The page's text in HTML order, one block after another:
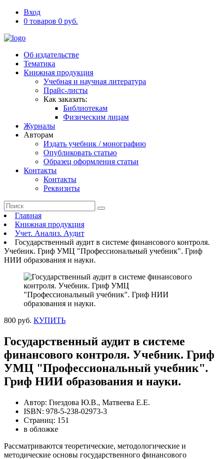
Вход
0 товаров 0 руб.
Об издательстве
Тематика
Книжная продукция
Учебная и научная литература
Прайс-листы
Как заказать:
Библиотекам
Физическим лицам
Журналы
Авторам
Издать учебник / монографию
Опубликовать статью
Образец оформления статьи
Контакты
Контакты
Реквизиты
Главная
Книжная продукция
Учет. Анализ. Аудит
Государственный аудит в системе финансового контроля.
Учебник. Гриф УМЦ "Профессиональный учебник". Гриф
НИИ образования и науки.
800 руб. КУПИТЬ
Государственный аудит в системе
финансового контроля. Учебник. Гриф
УМЦ "Профессиональный учебник".
Гриф НИИ образования и науки.
Автор: Гнездова Ю.В., Матвеева Е.Е.
ISBN: 978-5-238-02973-3
Страниц: 151
в обложке
Рассматриваются теоретические, методологические и
методические основы государственного финансового